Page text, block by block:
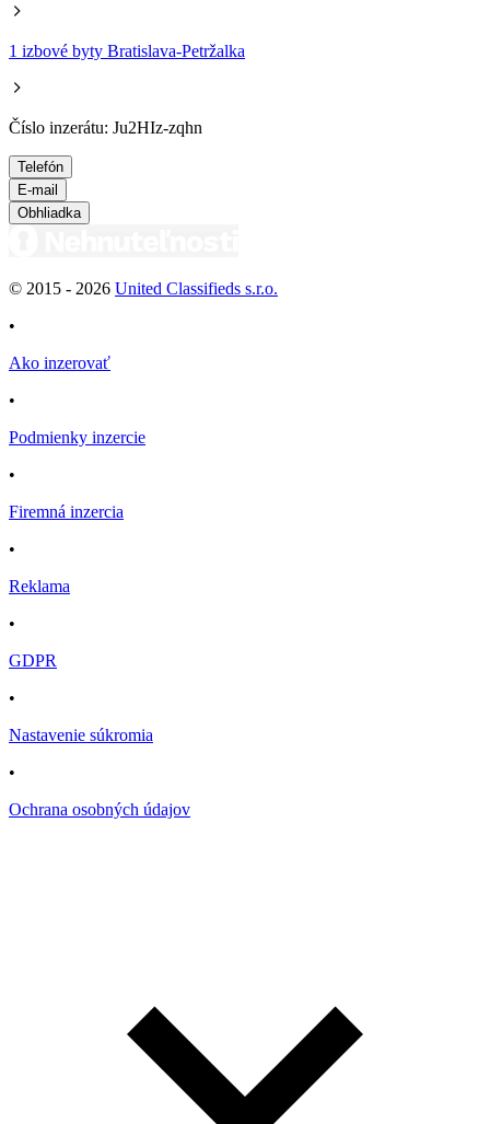
1 izbové byty Bratislava-Petržalka
Číslo inzerátu: Ju2HIz-zqhn
Telefón
E-mail
Obhliadka
© 2015 - 2026 United Classifieds s.r.o.
•
Ako inzerovať
•
Podmienky inzercie
•
Firemná inzercia
•
Reklama
•
GDPR
•
Nastavenie súkromia
•
Ochrana osobných údajov